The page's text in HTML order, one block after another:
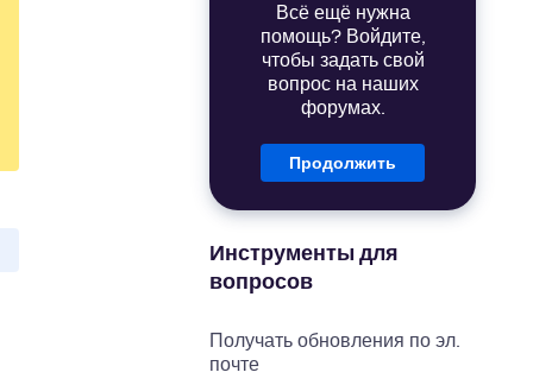
Всё ещё нужна
помощь? Войдите,
чтобы задать свой
вопрос на наших
форумах.
Продолжить
Инструменты для
вопросов
Получать обновления по эл.
почте